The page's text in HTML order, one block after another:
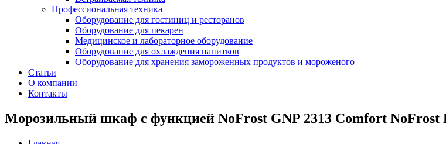
Профессиональная техника
Оборудование для гостиниц и ресторанов
Оборудование для пекарен
Медицинское и лабораторное оборудование
Оборудование для охлаждения напитков
Оборудование для хранения замороженных продуктов и мороженого
Статьи
О компании
Контакты
Морозильный шкаф с функцией NoFrost GNP 2313 Comfort NoFrost